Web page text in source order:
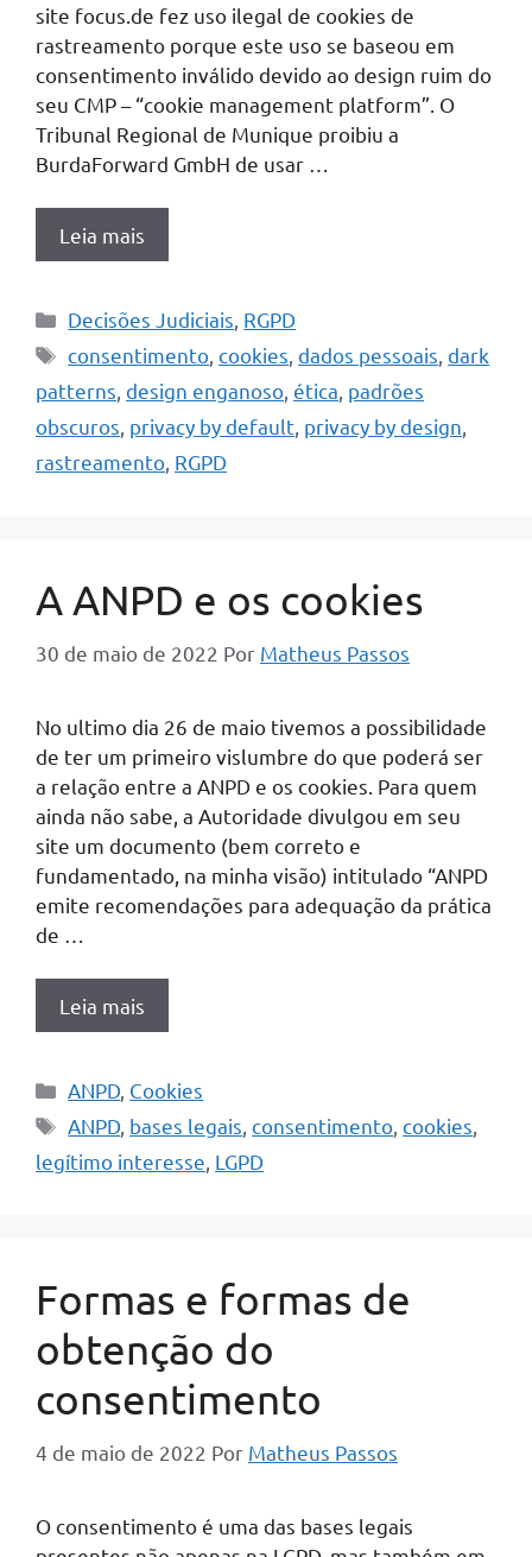
site focus.de fez uso ilegal de cookies de
rastreamento porque este uso se baseou em
consentimento inválido devido ao design ruim do
seu CMP – “cookie management platform”. O
Tribunal Regional de Munique proibiu a
BurdaForward GmbH de usar …
Leia mais
Categorias
Decisões Judiciais RGPD
Tags
consentimento ,cookies ,dados pessoais ,dark
patterns design enganoso ética padrões
obscuros privacy by default privacy by design
rastreamento RGPD
A ANPD e os cookies
30 de maio de 2022 Por Matheus Passos
No ultimo dia 26 de maio tivemos a possibilidade
de ter um primeiro vislumbre do que poderá ser
a relação entre a ANPD e os cookies. Para quem
ainda não sabe, a Autoridade divulgou em seu
site um documento (bem correto e
fundamentado, na minha visão) intitulado “ANPD
emite recomendações para adequação da prática
de …
Leia mais
Categorias
ANPD Cookies
Tags
ANPD bases legais ,consentimento ,cookies
legítimo interesse LGPD
Formas e formas de
obtenção do
consentimento
4 de maio de 2022 Por Matheus Passos
O consentimento é uma das bases legais